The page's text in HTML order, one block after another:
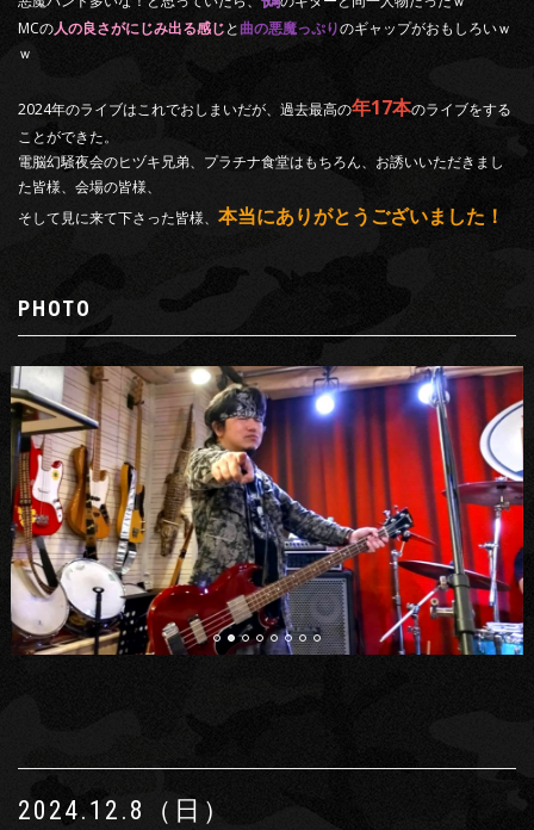
MCの人の良さがにじみ出る感じと曲の悪魔っぷりのギャップがおもしろいｗ
ｗ
2024年のライブはこれでおしまいだが、過去最高の年17本のライブをする
ことができた。
電脳幻騒夜会のヒヅキ兄弟、プラチナ食堂はもちろん、お誘いいただきまし
た皆様、会場の皆様、
そして見に来て下さった皆様、 本当にありがとうございました！
PHOTO
2024.12.8（日）